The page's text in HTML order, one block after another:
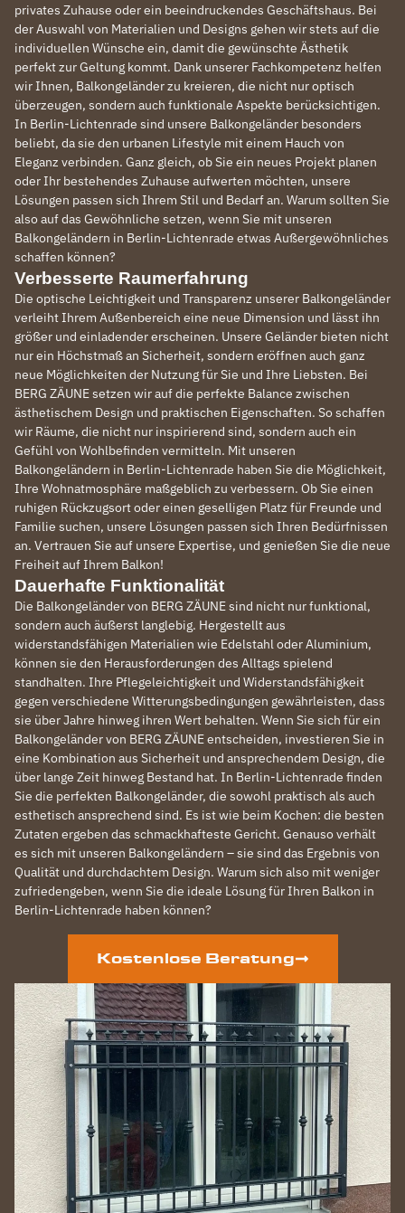
privates Zuhause oder ein beeindruckendes Geschäftshaus. Bei
der Auswahl von Materialien und Designs gehen wir stets auf die
individuellen Wünsche ein, damit die gewünschte Ästhetik
perfekt zur Geltung kommt. Dank unserer Fachkompetenz helfen
wir Ihnen, Balkongeländer zu kreieren, die nicht nur optisch
überzeugen, sondern auch funktionale Aspekte berücksichtigen.
In Berlin-Lichtenrade sind unsere Balkongeländer besonders
beliebt, da sie den urbanen Lifestyle mit einem Hauch von
Eleganz verbinden. Ganz gleich, ob Sie ein neues Projekt planen
oder Ihr bestehendes Zuhause aufwerten möchten, unsere
Lösungen passen sich Ihrem Stil und Bedarf an. Warum sollten Sie
also auf das Gewöhnliche setzen, wenn Sie mit unseren
Balkongeländern in Berlin-Lichtenrade etwas Außergewöhnliches
schaffen können?
Verbesserte Raumerfahrung
Die optische Leichtigkeit und Transparenz unserer Balkongeländer
verleiht Ihrem Außenbereich eine neue Dimension und lässt ihn
größer und einladender erscheinen. Unsere Geländer bieten nicht
nur ein Höchstmaß an Sicherheit, sondern eröffnen auch ganz
neue Möglichkeiten der Nutzung für Sie und Ihre Liebsten. Bei
BERG ZÄUNE setzen wir auf die perfekte Balance zwischen
ästhetischem Design und praktischen Eigenschaften. So schaffen
wir Räume, die nicht nur inspirierend sind, sondern auch ein
Gefühl von Wohlbefinden vermitteln. Mit unseren
Balkongeländern in Berlin-Lichtenrade haben Sie die Möglichkeit,
Ihre Wohnatmosphäre maßgeblich zu verbessern. Ob Sie einen
ruhigen Rückzugsort oder einen geselligen Platz für Freunde und
Familie suchen, unsere Lösungen passen sich Ihren Bedürfnissen
an. Vertrauen Sie auf unsere Expertise, und genießen Sie die neue
Freiheit auf Ihrem Balkon!
Dauerhafte Funktionalität
Die Balkongeländer von BERG ZÄUNE sind nicht nur funktional,
sondern auch äußerst langlebig. Hergestellt aus
widerstandsfähigen Materialien wie Edelstahl oder Aluminium,
können sie den Herausforderungen des Alltags spielend
standhalten. Ihre Pflegeleichtigkeit und Widerstandsfähigkeit
gegen verschiedene Witterungsbedingungen gewährleisten, dass
sie über Jahre hinweg ihren Wert behalten. Wenn Sie sich für ein
Balkongeländer von BERG ZÄUNE entscheiden, investieren Sie in
eine Kombination aus Sicherheit und ansprechendem Design, die
über lange Zeit hinweg Bestand hat. In Berlin-Lichtenrade finden
Sie die perfekten Balkongeländer, die sowohl praktisch als auch
esthetisch ansprechend sind. Es ist wie beim Kochen: die besten
Zutaten ergeben das schmackhafteste Gericht. Genauso verhält
es sich mit unseren Balkongeländern – sie sind das Ergebnis von
Qualität und durchdachtem Design. Warum sich also mit weniger
zufriedengeben, wenn Sie die ideale Lösung für Ihren Balkon in
Berlin-Lichtenrade haben können?
Kostenlose Beratung